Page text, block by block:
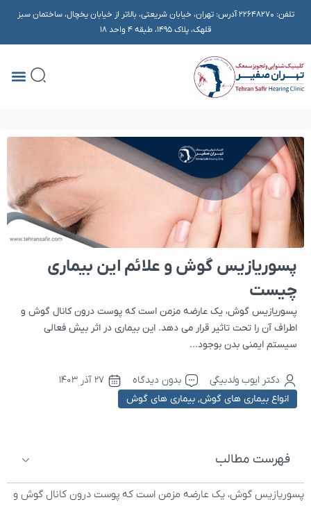
تلفن: 22648270آدرس: تهران، خیابان شریعتی، بالاتر از خیابان یخچال، ساختمان سبز
قلهک، پلاک ۱۴۹۵، طبقه 4 واحد 18
پسوریازیس گوش و علائم این بیماری
چیست
پسوریازیس گوش، یک عارضه مزمن است که پوست درون کانال گوش و
اطراف آن را تحت تاثیر قرار می دهد. این بیماری در اثر بیش فعالی
سیستم ایمنی بدن بوجود...
دکتر ایوب ولدبیگی بدون دیدگاه
۲۷ آذر ۱۴۰۳
انواع بیماری های گوش, بیماری های گوش
فهرست مطالب
پسوریازیس گوش، یک عارضه مزمن است که پوست درون کانال گوش و